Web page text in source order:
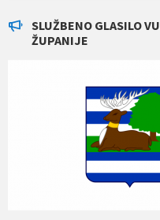
SLUŽBENO GLASILO
ŽUPANIJE